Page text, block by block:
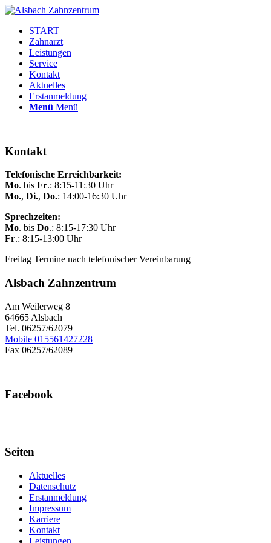
START
Zahnarzt
Leistungen
Service
Kontakt
Aktuelles
Erstanmeldung
Menü Menü
Kontakt
Telefonische Erreichbarkeit:
Mo. bis Fr.: 8:15-11:30 Uhr
Mo., Di., Do.: 14:00-16:30 Uhr
Sprechzeiten:
Mo. bis Do.: 8:15-17:30 Uhr
Fr.: 8:15-13:00 Uhr
Freitag Termine nach telefonischer Vereinbarung
Alsbach Zahnzentrum
Am Weilerweg 8
64665 Alsbach
Tel. 06257/62079
Mobile 015561427228
Fax 06257/62089
Facebook
Seiten
Aktuelles
Datenschutz
Erstanmeldung
Impressum
Karriere
Kontakt
Leistungen